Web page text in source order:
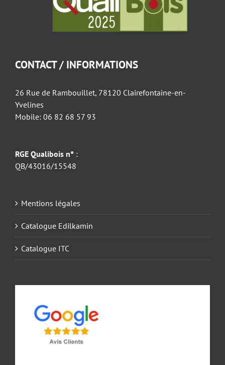
CONTACT / INFORMATIONS
26 Rue de Rambouillet, 78120 Clairefontaine-en-
Yvelines
Mobile: 06 82 68 57 93
RGE Qualibois n° :
QB/43016/15548
Mentions légales
Catalogue Edilkamin
Catalogue ITC